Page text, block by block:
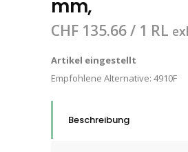
mm,
CHF 135.66/ 1 RL
Artikel eingestellt
Empfohlene Alternative: 4910F
Beschreibung